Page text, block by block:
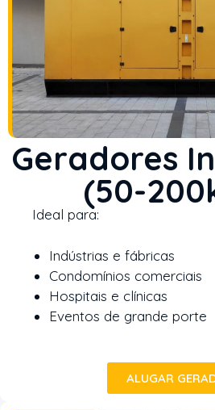
Geradores
(50-
Ideal para:
Indústrias e fábricas
Condomínios comerciais
Hospitais e clínicas
Eventos de grande porte
ALUGAR